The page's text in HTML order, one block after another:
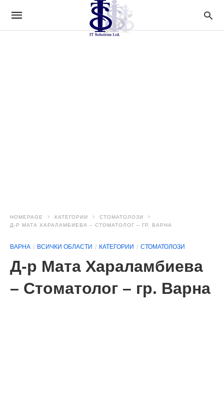
HOMEPAGE КАТЕГОРИИ
СТОМАТОЛОЗИ
Д-Р МАТА ХАРАЛАМБИЕВА – СТОМАТОЛОГ – ГР. ВАРНА
ВАРНА ВСИЧКИ ОБЛАСТИ КАТЕГОРИИ СТОМАТОЛОЗИ
Д-р Мата Хараламбиева
– Стоматолог – гр. Варна